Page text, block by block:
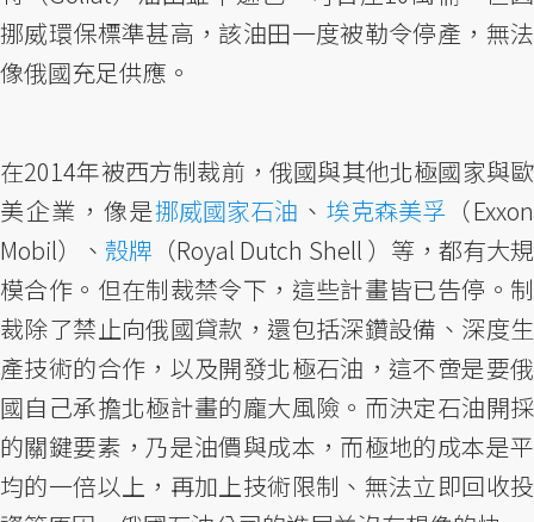
挪威環保標準甚高，該油田一度被勒令停產，無法
像俄國充足供應。
在2014年被西方制裁前，俄國與其他北極國家與歐
美企業，像是挪威國家石油 、 埃克森美孚（Exxon
Mobil）、 殼牌 （Royal Dutch Shell ）等，都有大規
模合作。但在制裁禁令下，這些計畫皆已告停。制
裁除了禁止向俄國貸款，還包括深鑽設備、深度生
產技術的合作，以及開發北極石油，這不啻是要俄
國自己承擔北極計畫的龐大風險。而決定石油開採
的關鍵要素，乃是油價與成本，而極地的成本是平
均的一倍以上，再加上技術限制、無法立即回收投